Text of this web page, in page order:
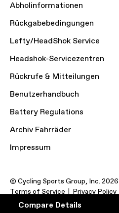
Compare
Compare Details
Abholinformationen
Rückgabebedingungen
Lefty/HeadShok Service
Headshok-Servicezentren
Rückrufe & Mitteilungen
Benutzerhandbuch
Battery Regulations
Archiv Fahrräder
Impressum
© Cycling Sports Group, Inc. 2026
Terms of Service
Privacy Policy